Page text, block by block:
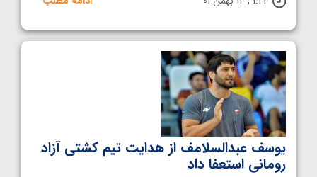
یوسف عبدالسلامف از هدایت تیم کشتی آزاد
رومانی استعفا داد